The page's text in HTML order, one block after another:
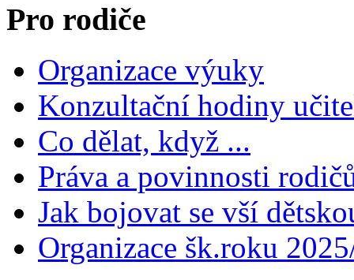
Pro rodiče
Organizace výuky
Konzultační hodiny
Co dělat, když ...
Práva a povinnosti
Jak bojovat se vší
Organizace šk.roku